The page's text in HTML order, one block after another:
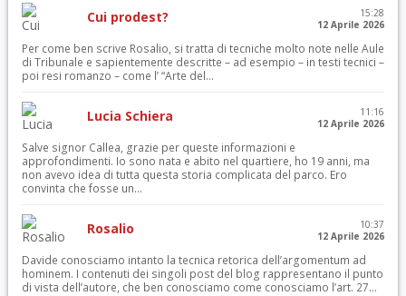
Cui prodest?
15:28
12 Aprile 2026
Per come ben scrive Rosalio, si tratta di tecniche molto note nelle Aule
di Tribunale e sapientemente descritte – ad esempio – in testi tecnici –
poi resi romanzo – come l’ “Arte del...
Lucia Schiera
11:16
12 Aprile 2026
Salve signor Callea, grazie per queste informazioni e
approfondimenti. Io sono nata e abito nel quartiere, ho 19 anni, ma
non avevo idea di tutta questa storia complicata del parco. Ero
convinta che fosse un...
Rosalio
10:37
12 Aprile 2026
Davide conosciamo intanto la tecnica retorica dell’argomentum ad
hominem. I contenuti dei singoli post del blog rappresentano il punto
di vista dell’autore, che ben conosciamo come conosciamo l’art. 27...